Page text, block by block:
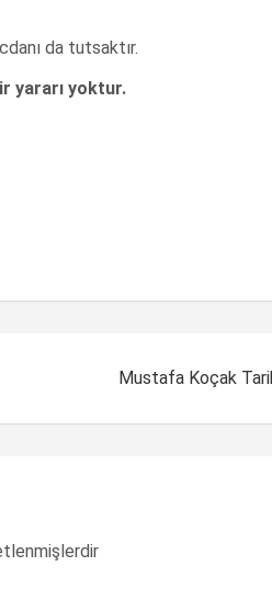
da tutsaktır.
yararı yoktur.
Mustafa Koçak